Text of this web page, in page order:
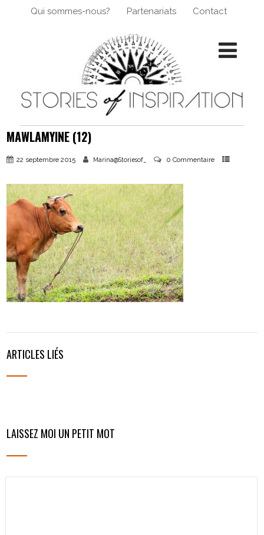
Qui sommes-nous? Partenariats Contact
MAWLAMYINE (12)
22 septembre 2015 Marina@Storiesof_ 0 Commentaire
ARTICLES LIÉS
LAISSEZ MOI UN PETIT MOT